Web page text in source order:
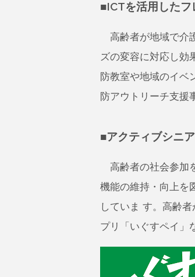
■ICTを活用したフ
高齢者が地域で介
ズの変容に対応し効
防教室や地域のイベ
防アウトリーチ支援
■アクティブシニ
高齢者の社会参加
機能の維持・向上を
していま す。高齢
プリ「いぐすペイ」